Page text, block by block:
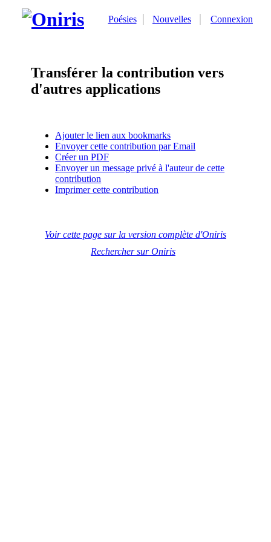
Poésies Nouvelles Connexion
Transférer la contribution vers
d'autres applications
Ajouter le lien aux bookmarks
Envoyer cette contribution par Email
Créer un PDF
Envoyer un message privé à l'auteur de cette
contribution
Imprimer cette contribution
Voir cette page sur la version complète d'Oniris
Rechercher sur Oniris